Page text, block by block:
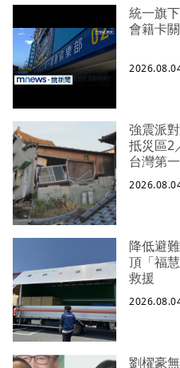
統一旗
會籍卡
強震派
抵災區2
台灣第
降低避
頂「福
救援
劉櫂豪